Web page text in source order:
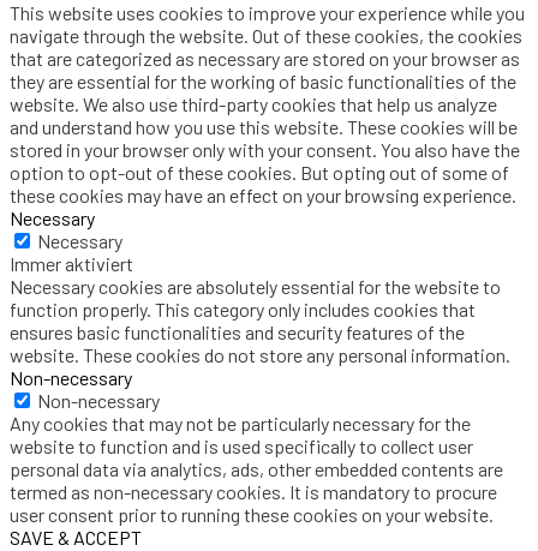
This website uses cookies to improve your experience while you
navigate through the website. Out of these cookies, the cookies
that are categorized as necessary are stored on your browser as
they are essential for the working of basic functionalities of the
website. We also use third-party cookies that help us analyze
and understand how you use this website. These cookies will be
stored in your browser only with your consent. You also have the
option to opt-out of these cookies. But opting out of some of
these cookies may have an effect on your browsing experience.
Necessary
Necessary
Immer aktiviert
Necessary cookies are absolutely essential for the website to
function properly. This category only includes cookies that
ensures basic functionalities and security features of the
website. These cookies do not store any personal information.
Non-necessary
Non-necessary
Any cookies that may not be particularly necessary for the
website to function and is used specifically to collect user
personal data via analytics, ads, other embedded contents are
termed as non-necessary cookies. It is mandatory to procure
user consent prior to running these cookies on your website.
SAVE & ACCEPT